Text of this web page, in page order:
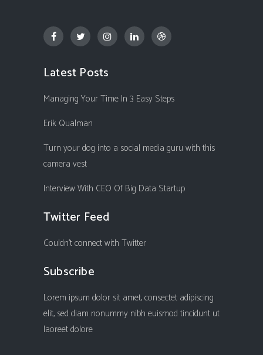
Latest Posts
Managing Your Time In 3 Easy Steps
Erik Qualman
Turn your dog into a social media guru with this
camera vest
Interview With CEO Of Big Data Startup
Twitter Feed
Couldn't connect with Twitter
Subscribe
Lorem ipsum dolor sit amet, consectet adipiscing
elit, sed diam nonummy nibh euismod tincidunt ut
laoreet dolore